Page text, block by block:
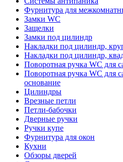
Фурнитура для
Замки WC
Защелки
Замки под цилиндр
Накладки под цилиндр,
Накладки под цилиндр,
Поворотная ручка WC для
Поворотная ручка WC для
основание
Цилиндры
Врезные петли
Петли-бабочки
Дверные ручки
Ручки купе
Фурнитура для окон
Кухни
Обзоры дверей